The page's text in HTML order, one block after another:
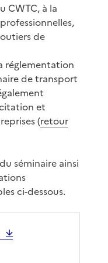
CWTC, à la
de
réglementation
de transport
et
(retour
séminaire ainsi
ci-dessous.